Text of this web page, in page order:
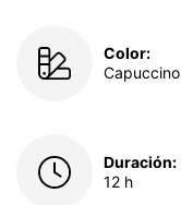
Color:
Capuccino
Duración:
12 h